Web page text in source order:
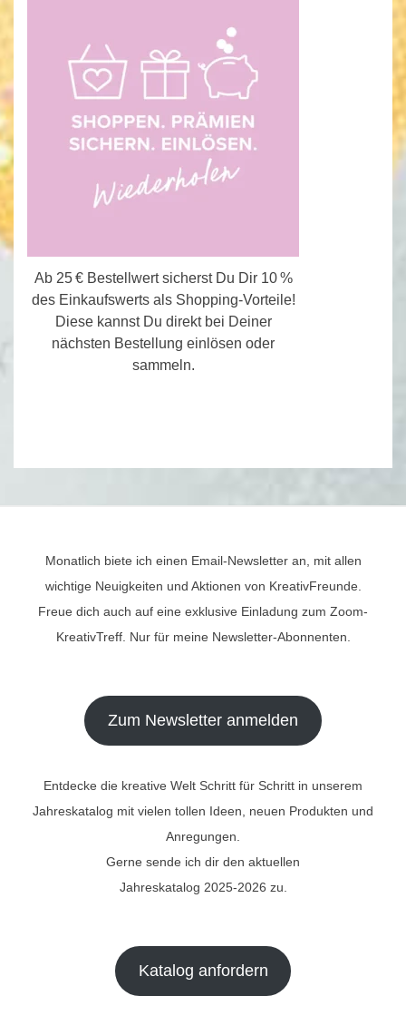
Ab 25 € Bestellwert sicherst Du Dir 10 %
des Einkaufswerts als Shopping-Vorteile!
Diese kannst Du direkt bei Deiner
nächsten Bestellung einlösen oder
sammeln.
Monatlich biete ich einen Email-Newsletter an, mit allen
wichtige Neuigkeiten und Aktionen von KreativFreunde.
Freue dich auch auf eine exklusive Einladung zum Zoom-
KreativTreff. Nur für meine Newsletter-Abonnenten.
Zum Newsletter anmelden
Entdecke die kreative Welt Schritt für Schritt in unserem
Jahreskatalog mit vielen tollen Ideen, neuen Produkten und
Anregungen.
Gerne sende ich dir den aktuellen
Jahreskatalog 2025-2026 zu.
Katalog anfordern